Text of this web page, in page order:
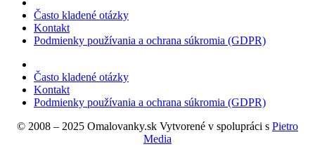
Často kladené otázky
Kontakt
Podmienky používania a ochrana súkromia (GDPR)
Často kladené otázky
Kontakt
Podmienky používania a ochrana súkromia (GDPR)
© 2008 – 2025 Omalovanky.sk Vytvorené v spolupráci s Pietro
Media